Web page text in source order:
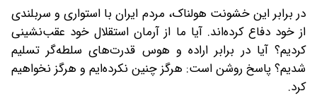
در برابر این خشونت هولناک، مردم ایران با استواری و سربلندی
از خود دفاع کرده‌اند. آیا ما از آرمان استقلال خود عقب‌نشینی
کردیم؟ آیا در برابر اراده و هوس قدرت‌های سلطه‌گر تسلیم
شدیم؟ پاسخ روشن است: هرگز چنین نکرده‌ایم و هرگز نخواهیم
کرد.